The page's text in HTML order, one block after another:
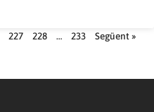
227 228 … 233 Següent »